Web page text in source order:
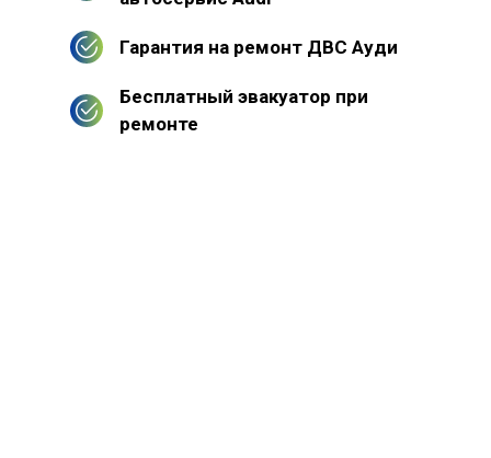
Гарантия на ремонт ДВС Ауди
Бесплатный эвакуатор при
ремонте